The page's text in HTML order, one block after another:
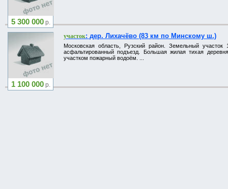
5 300 000р.
1 100 000р.
участок: дер. Лихачёво (83 км по Минскому ш.)
Московская область, Рузский район. Земельный
асфальтированный подъезд. Большая жилая тихая
участком пожарный водоём. ...